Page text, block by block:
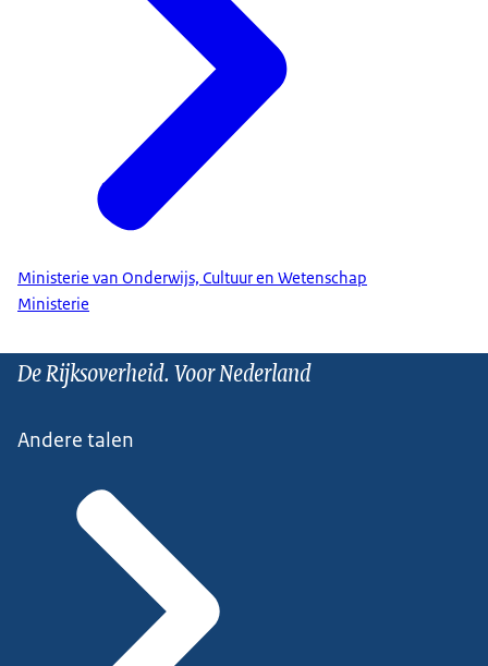
Ministerie van Onderwijs, Cultuur en Wetenschap
Ministerie
De Rijksoverheid. Voor Nederland
Andere talen